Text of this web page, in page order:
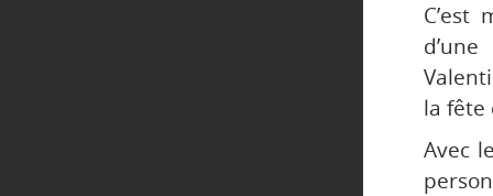
la fête
Avec